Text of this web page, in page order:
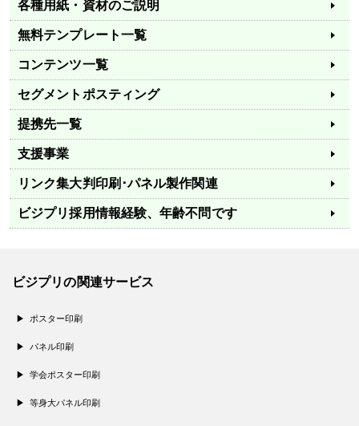
各種用紙・資材のご説明
無料テンプレート一覧
コンテンツ一覧
セグメントポスティング
提携先一覧
支援事業
リンク集大判印刷･パネル製作関連
ビジプリ採用情報経験、年齢不問です
ビジプリの関連サービス
ポスター印刷
パネル印刷
学会ポスター印刷
等身大パネル印刷